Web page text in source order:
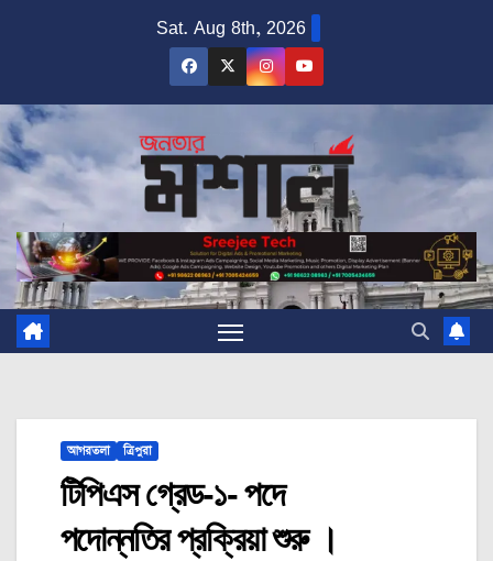
Sat. Aug 8th, 2026
আগরতলা ত্রিপুরা
টিপিএস গ্রেড-১- পদে
পদোন্নতির প্রক্রিয়া শুরু ।